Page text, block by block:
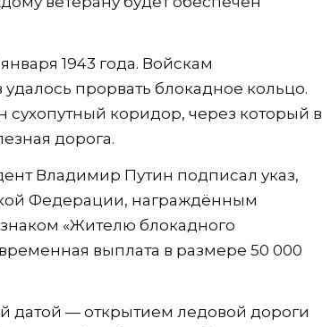
1943 года. Войскам
прорвать блокадное кольцо.
сухопутный коридор, через который в
дорога.
Владимир Путин подписал указ,
Федерации, награждённым
«Жителю блокадного
выплата в размере 50 000
датой — открытием ледовой дороги